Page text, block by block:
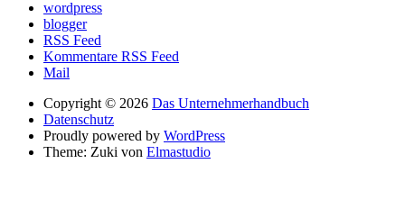
wordpress
blogger
RSS Feed
Kommentare RSS Feed
Mail
Copyright © 2026 Das Unternehmerhandbuch
Datenschutz
Proudly powered by WordPress
Theme: Zuki von Elmastudio